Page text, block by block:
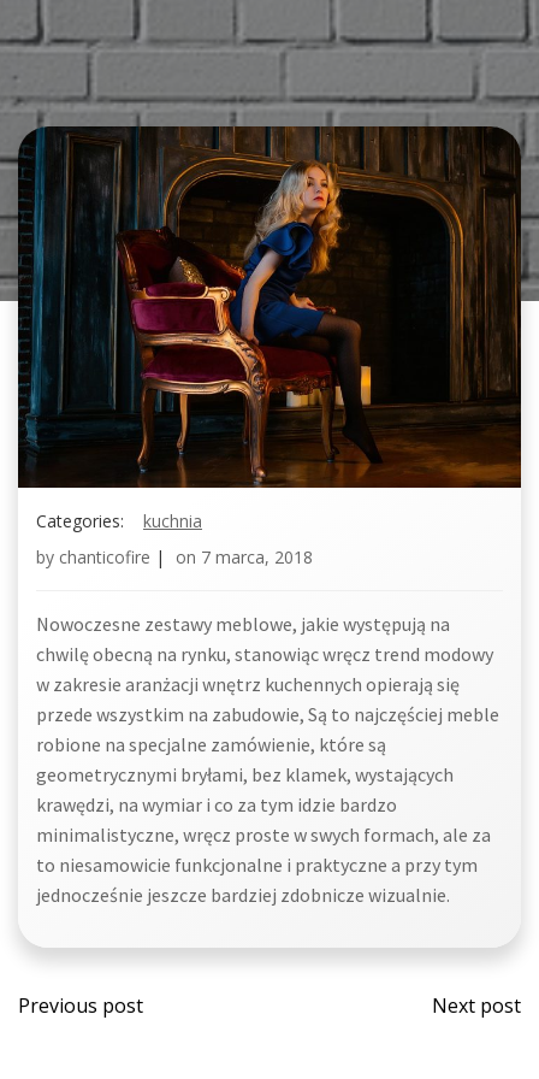
Categories:
kuchnia
by chanticofire | on 7 marca, 2018
Nowoczesne zestawy meblowe, jakie występują na
chwilę obecną na rynku, stanowiąc wręcz trend modowy
w zakresie aranżacji wnętrz kuchennych opierają się
przede wszystkim na zabudowie, Są to najczęściej meble
robione na specjalne zamówienie, które są
geometrycznymi bryłami, bez klamek, wystających
krawędzi, na wymiar i co za tym idzie bardzo
minimalistyczne, wręcz proste w swych formach, ale za
to niesamowicie funkcjonalne i praktyczne a przy tym
jednocześnie jeszcze bardziej zdobnicze wizualnie.
Post
Previous post
Post
Next post